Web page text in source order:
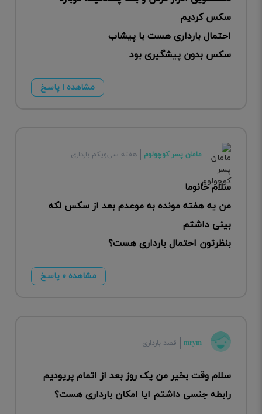
سکس کردیم
احتمال بارداری هست با پیشاب
سکس بدون پیشگیری بود
مشاهده ۱ پاسخ
مامان پسر کوچولوم هفته سی‌ویکم بارداری
سلام خانوما
من یه هفته مونده به موعدم بعد از سکس لکه
بینی داشتم
بنظرتون احتمال بارداری هست؟
مشاهده ۰ پاسخ
mrym قصد بارداری
سلام وقت بخیر من یک روز بعد از اتمام پریودیم
رابطه جنسی داشتم ایا امکان بارداری هست؟